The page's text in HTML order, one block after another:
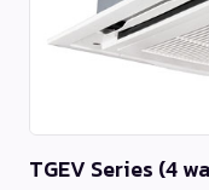
TGEV Series (4